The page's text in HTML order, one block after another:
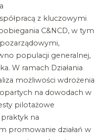
z kluczowymi
C&NCD, w tym
populacji generalnej,
W ramach Działania
możliwości wdrożenia
na dowodach w
pilotażowe
na
promowanie działań w